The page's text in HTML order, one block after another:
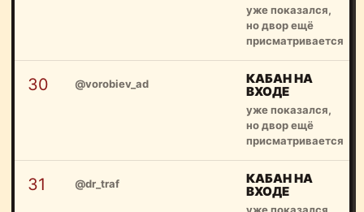
уже показался,
но двор ещё
присматривается
30 @vorobiev_ad
КАБАН НА
ВХОДЕ
уже показался,
но двор ещё
присматривается
31 @dr_traf
КАБАН НА
ВХОДЕ